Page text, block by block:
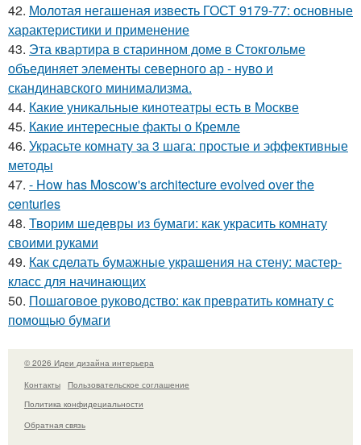
42. Молотая негашеная известь ГОСТ 9179-77: основные
характеристики и применение
43. Эта квартира в старинном доме в Стокгольме
объединяет элементы северного ар - нуво и
скандинавского минимализма.
44. Какие уникальные кинотеатры есть в Москве
45. Какие интересные факты о Кремле
46. Украсьте комнату за 3 шага: простые и эффективные
методы
47. - How has Moscow's architecture evolved over the
centuries
48. Творим шедевры из бумаги: как украсить комнату
своими руками
49. Как сделать бумажные украшения на стену: мастер-
класс для начинающих
50. Пошаговое руководство: как превратить комнату с
помощью бумаги
© 2026 Идеи дизайна интерьера
Контакты
Пользовательское соглашение
Политика конфидециальности
Обратная связь